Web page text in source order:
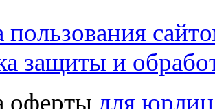
защиты и
оферты для